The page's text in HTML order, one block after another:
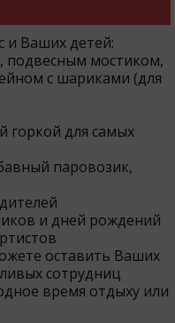
и Ваших детей:
подвесным мостиком,
с шариками (для
горкой для самых
паровозик,
и дней рождений
оставить Ваших
сотрудниц
время отдыху или